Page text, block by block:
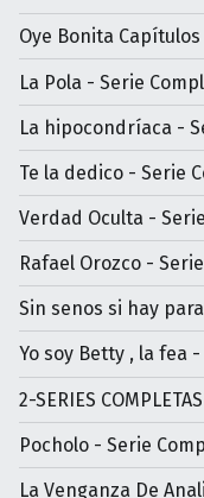
Oye Bonita
La Pola - Serie
La hipocondríaca -
Te la dedico - Serie
Verdad Oculta -
Rafael Orozco -
Sin senos si hay
Yo soy Betty , la fea
2-SERIES COMPLETAS
Pocholo - Serie
La Venganza De